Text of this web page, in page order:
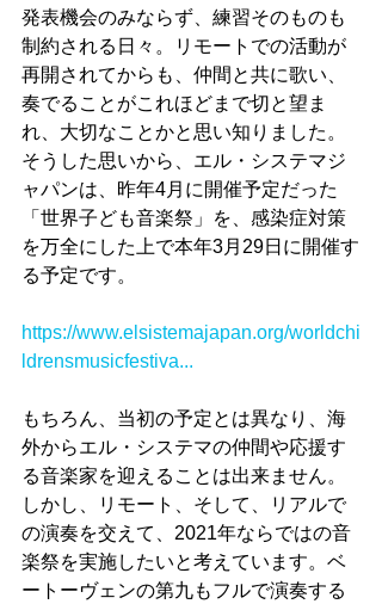
発表機会のみならず、練習そのものも
制約される日々。リモートでの活動が
再開されてからも、仲間と共に歌い、
奏でることがこれほどまで切と望ま
れ、大切なことかと思い知りました。
そうした思いから、エル・システマジ
ャパンは、昨年4月に開催予定だった
「世界子ども音楽祭」を、感染症対策
を万全にした上で本年3月29日に開催す
る予定です。
https://www.elsistemajapan.org/worldchi
ldrensmusicfestiva...
もちろん、当初の予定とは異なり、海
外からエル・システマの仲間や応援す
る音楽家を迎えることは出来ません。
しかし、リモート、そして、リアルで
の演奏を交えて、2021年ならではの音
楽祭を実施したいと考えています。ベ
ートーヴェンの第九もフルで演奏する